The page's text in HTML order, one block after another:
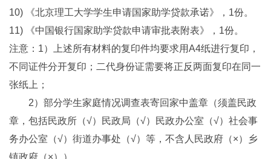
10) 《北京理工大学学生申请国家助学贷款承诺》，1份。
11) 《中国银行国家助学贷款申请审批表附表》，1份。
注意：1）上述所有材料的复印件均要求用A4纸进行复印，
不同证件分开复印；二代身份证需要将正反两面复印在同一
张纸上；
2）部分学生家庭情况调查表寄回家中盖章（须盖民政
章，包括民政所（√）民政局（√）民政办公室（√）社会事
务办公室（√）街道办事处（√）等，不含人民政府（×）乡
镇政府（×））。